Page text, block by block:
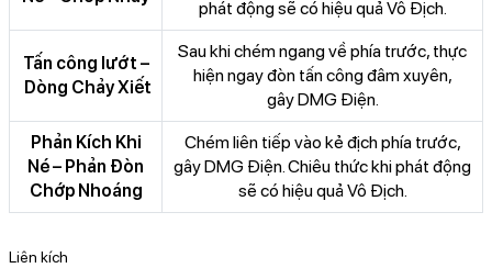
phát động sẽ có hiệu quả Vô Địch.
Tấn công lướt –
Dòng Chảy Xiết
Sau khi chém ngang về phía trước, thực
hiện ngay đòn tấn công đâm xuyên,
gây DMG Điện.
Phản Kích Khi
Né – Phản Đòn
Chớp Nhoáng
Chém liên tiếp vào kẻ địch phía trước,
gây DMG Điện. Chiêu thức khi phát động
sẽ có hiệu quả Vô Địch.
Liên kích